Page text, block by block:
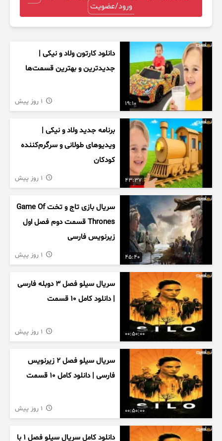
ورود/عضویت
19:10
دانلود کارتون ولاد و نیکی |
جدیدترین و بهترین قسمت‌ها
43:37
برنامه جدید ولاد و نیکی |
ویدیوهای طولانی و سرگرم‌کننده
کودکان
45:40
سریال بازی تاج و تخت Game Of
Thrones قسمت دوم فصل اول
زیرنویس فارسی
00:50:00
سریال سیلو فصل ۳ دوبله فارسی
| دانلود کامل ۱۰ قسمت
00:50:00
سریال سیلو فصل ۲ زیرنویس
فارسی | دانلود کامل ۱۰ قسمت
دانلود کامل سریال سیلو فصل ۱ با